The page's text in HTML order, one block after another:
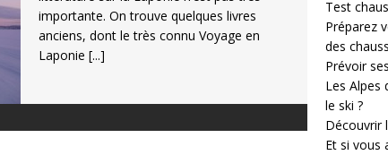
importante. On trouve quelques livres
anciens, dont le très connu Voyage en
Laponie [...]
Test
Préparez
des
Prévoir
Les Alpes
le ski ?
Découvrir
Et si vous